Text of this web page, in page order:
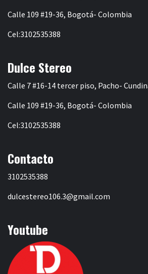
Calle 109 #19-36, Bogotá- Colombia
Cel:3102535388
Dulce Stereo
Calle 7 #16-14 tercer piso, Pacho-
Calle 109 #19-36, Bogotá- Colombia
Cel:3102535388
Contacto
3102535388
dulcestereo106.3@gmail.com
Youtube